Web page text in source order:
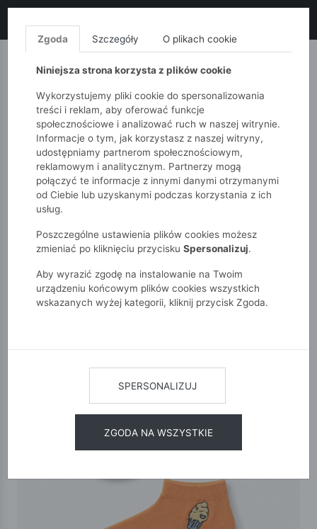
MONNARI QUIOSQUE
51015kids Chłopcy 2-7 lat Skarpetki chłopięce 3-pak
Zgoda Szczegóły O plikach cookie
Niniejsza strona korzysta z plików cookie
Wykorzystujemy pliki cookie do spersonalizowania
treści i reklam, aby oferować funkcje
społecznościowe i analizować ruch w naszej witrynie.
Informacje o tym, jak korzystasz z naszej witryny,
udostępniamy partnerom społecznościowym,
reklamowym i analitycznym. Partnerzy mogą
połączyć te informacje z innymi danymi otrzymanymi
od Ciebie lub uzyskanymi podczas korzystania z ich
usług.
Poszczególne ustawienia plików cookies możesz
zmieniać po kliknięciu przycisku Spersonalizuj.
Aby wyrazić zgodę na instalowanie na Twoim
urządzeniu końcowym plików cookies wszystkich
wskazanych wyżej kategorii, kliknij przycisk Zgoda.
SPERSONALIZUJ
ZGODA NA WSZYSTKIE